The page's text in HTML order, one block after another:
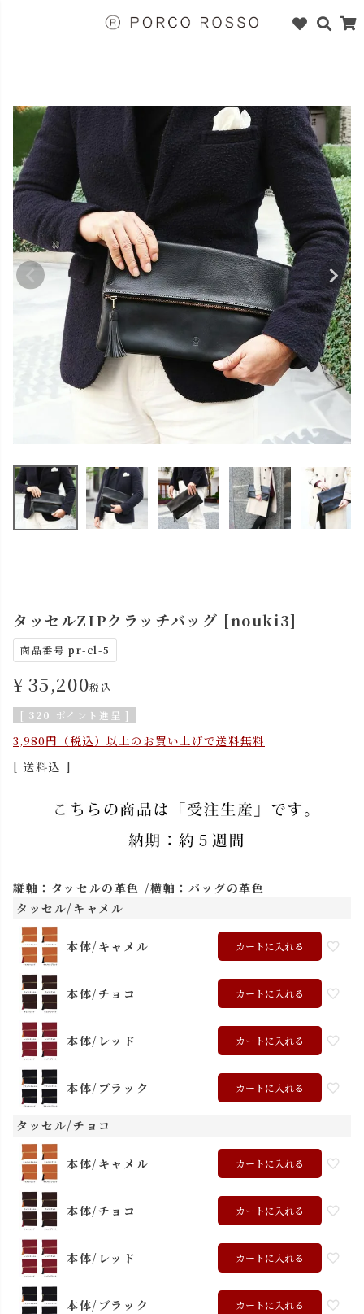
タッセルZIPクラッチバッグ [nouki3]
商品番号 pr-cl-5
¥35,200税込
[ 320 ポイント進呈 ]
3,980円（税込）以上のお買い上げで送料無料
送料込
縦軸：タッセルの革色
横軸：バッグの革色
タッセル/キャメル
本体/キャメル カートに入れる
本体/チョコ カートに入れる
本体/レッド カートに入れる
本体/ブラック カートに入れる
タッセル/チョコ
本体/キャメル カートに入れる
本体/チョコ カートに入れる
本体/レッド カートに入れる
本体/ブラック カートに入れる